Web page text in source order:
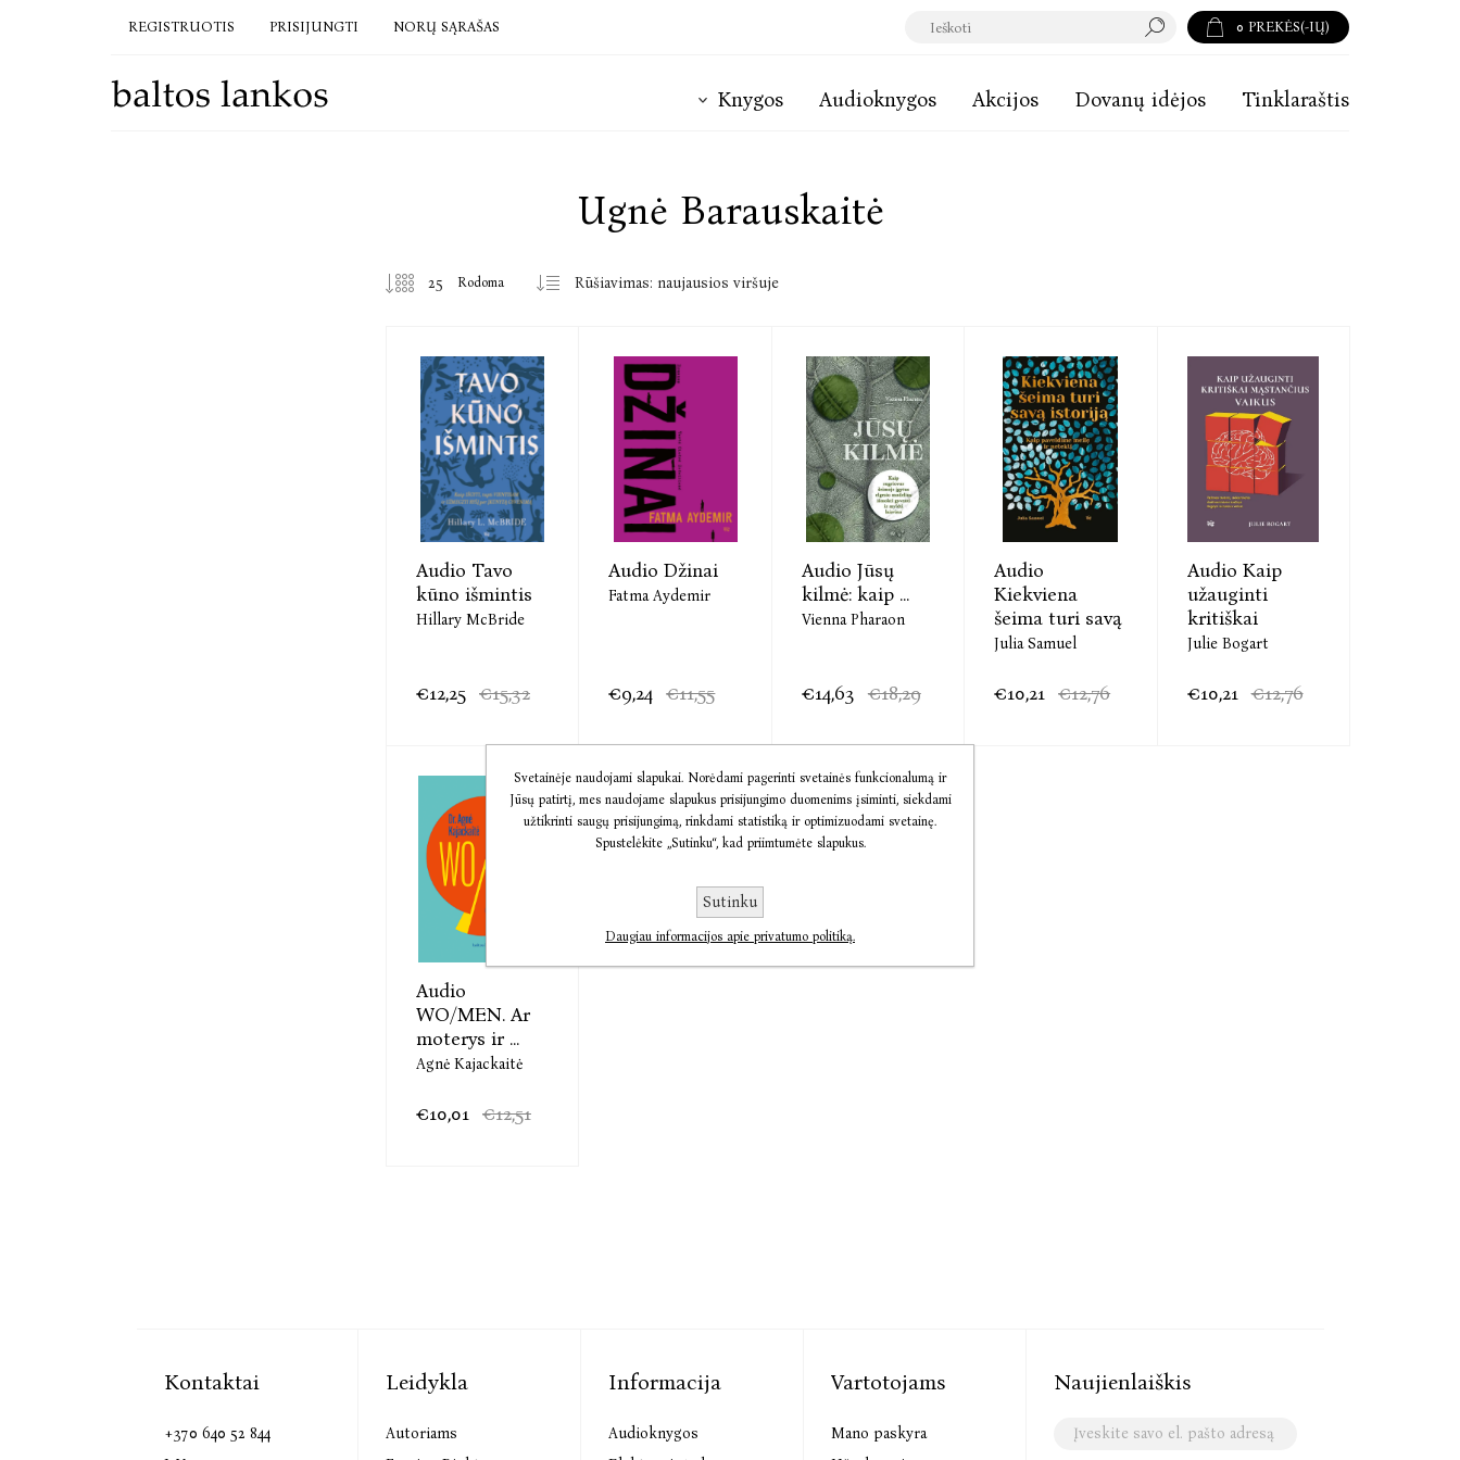
REGISTRUOTIS PRISIJUNGTI NORŲ SĄRAŠAS 0 PREKĖS(-IŲ)
Knygos Audioknygos Akcijos Dovanų idėjos Tinklaraštis
Ugnė Barauskaitė
Rodoma
Audio Tavo
kūno išmintis
Hillary McBride
€12,25 €15,32
Audio Džinai
Fatma Aydemir
€9,24 €11,55
Audio Jūsų
kilmė: kaip ...
Vienna Pharaon
€14,63 €18,29
Audio
Kiekviena
šeima turi savą
Julia Samuel
€10,21 €12,76
Audio Kaip
užauginti
kritiškai
Julie Bogart
€10,21 €12,76
Audio
WO/MEN. Ar
moterys ir ...
Agnė Kajackaitė
€10,01 €12,51
Kontaktai
+370 640 52 844
Leidykla
Autoriams
Informacija
Audioknygos
Vartotojams
Mano paskyra
Naujienlaiškis
Svetainėje naudojami slapukai. Norėdami pagerinti svetainės funkcionalumą ir
Jūsų patirtį, mes naudojame slapukus prisijungimo duomenims įsiminti, siekdami
užtikrinti saugų prisijungimą, rinkdami statistiką ir optimizuodami svetainę.
Spustelėkite „Sutinku“, kad priimtumėte slapukus.
Sutinku
Daugiau informacijos apie privatumo politiką.